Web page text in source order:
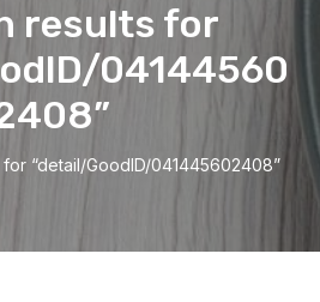
results for
04144560
“detail/GoodID/041445602408”